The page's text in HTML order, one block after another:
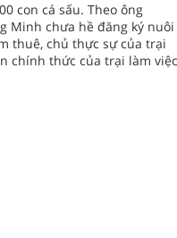
con cá sấu. Theo ông
Minh chưa hề đăng ký nuôi
thuê, chủ thực sự của trại
chính thức của trại làm việc